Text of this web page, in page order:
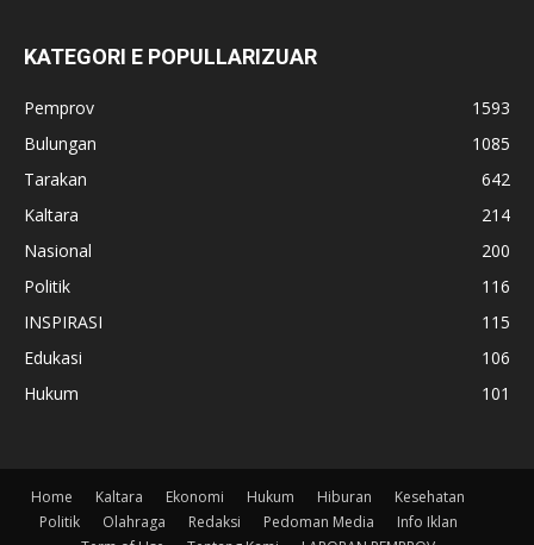
KATEGORI E POPULLARIZUAR
Pemprov
1593
Bulungan
1085
Tarakan
642
Kaltara
214
Nasional
200
Politik
116
INSPIRASI
115
Edukasi
106
Hukum
101
Home Kaltara Ekonomi Hukum Hiburan
Kesehatan
Politik
Olahraga Redaksi Pedoman Media
Info Iklan